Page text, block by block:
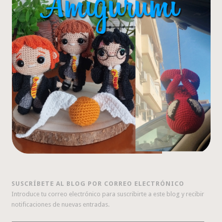
SUSCRÍBETE AL BLOG POR CORREO ELECTRÓNICO
Introduce tu correo electrónico para suscribirte a este blog y recibir
notificaciones de nuevas entradas.